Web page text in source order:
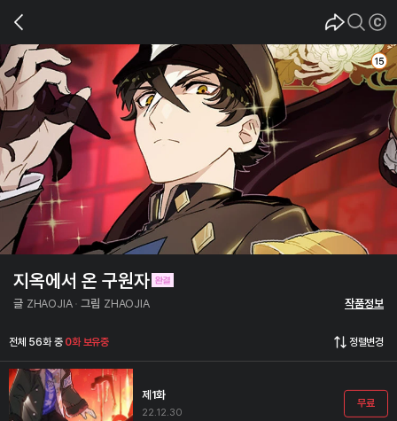
지옥에서 온 구원자
글 ZHAOJIA 그림 ZHAOJIA 작품정보
전체 56화 중 0화 보유중 정렬변경
제1화
22.12.30
무료